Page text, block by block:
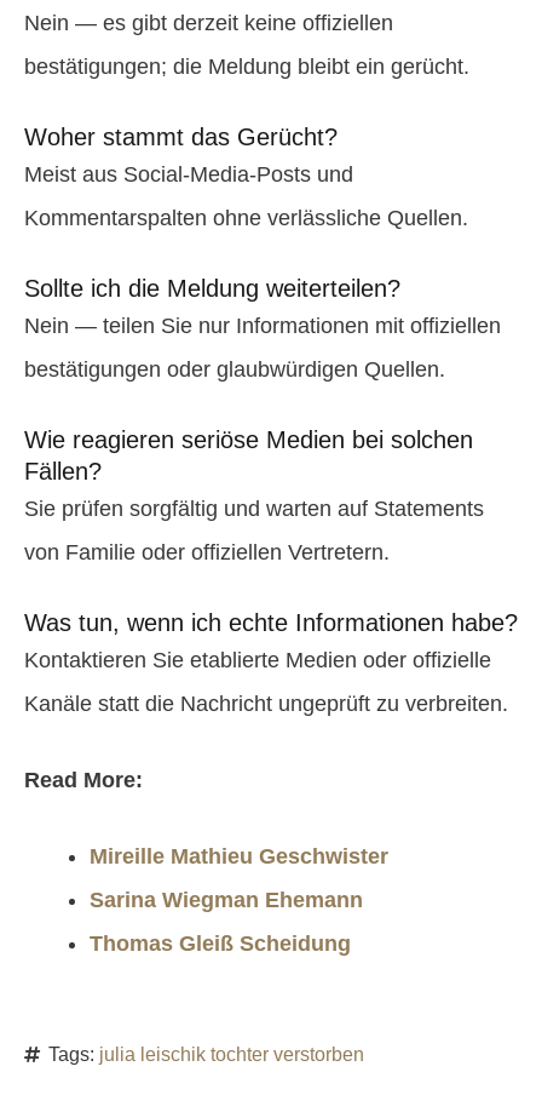
Nein — es gibt derzeit keine offiziellen
bestätigungen; die Meldung bleibt ein gerücht.
Woher stammt das Gerücht?
Meist aus Social-Media-Posts und
Kommentarspalten ohne verlässliche Quellen.
Sollte ich die Meldung weiterteilen?
Nein — teilen Sie nur Informationen mit offiziellen
bestätigungen oder glaubwürdigen Quellen.
Wie reagieren seriöse Medien bei solchen
Fällen?
Sie prüfen sorgfältig und warten auf Statements
von Familie oder offiziellen Vertretern.
Was tun, wenn ich echte Informationen habe?
Kontaktieren Sie etablierte Medien oder offizielle
Kanäle statt die Nachricht ungeprüft zu verbreiten.
Read More:
Mireille Mathieu Geschwister
Sarina Wiegman Ehemann
Thomas Gleiß Scheidung
Tags: julia leischik tochter verstorben